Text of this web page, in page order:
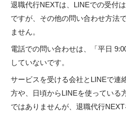
退職代行NEXTは、LINEでの受付
ですが、その他の問い合わせ方法
ません。
電話での問い合わせは、「平日
していないです。
サービスを受ける会社とLINEで連
方や、日頃からLINEを使っている
ではありませんが、退職代行